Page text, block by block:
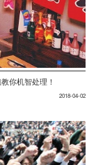
你机智处理！
2018-04-02